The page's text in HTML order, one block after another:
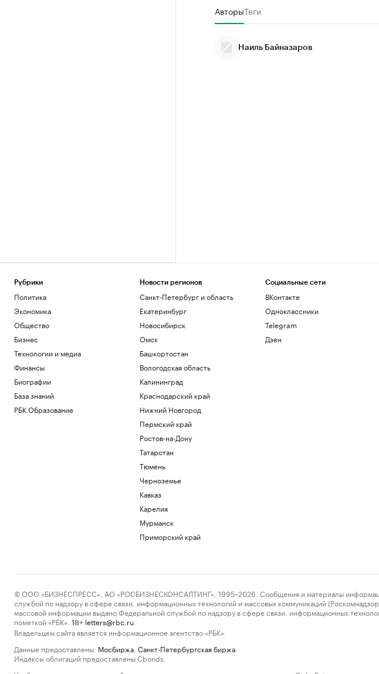
АвторыТеги
Наиль Байназаров
Рубрики
Политика
Экономика
Общество
Бизнес
Технологии и медиа
Финансы
Биографии
База знаний
РБК Образование
Новости регионов
Санкт-Петербург и область
Екатеринбург
Новосибирск
Омск
Башкортостан
Вологодская область
Калининград
Краснодарский край
Нижний Новгород
Пермский край
Ростов-на-Дону
Татарстан
Тюмень
Черноземье
Кавказ
Карелия
Мурманск
Приморский край
Социальные сети
ВКонтакте
Одноклассники
Telegram
Дзен
© ООО «БИЗНЕСПРЕСС», АО «РОСБИЗНЕСКОНСАЛТИНГ», 1995–2026. Сообщения и материалы
службой по надзору в сфере связи, информационных технологий и массовых коммуникаций
массовой информации выдано Федеральной службой по надзору в сфере связи, информационных
пометкой «РБК».
18+ letters@rbc.ru
Владельцем сайта является информационное агентство «РБК».
Данные предоставлены: Мосбиржа Санкт-Петербургская биржа
Индексы облигаций предоставлены Cbonds.